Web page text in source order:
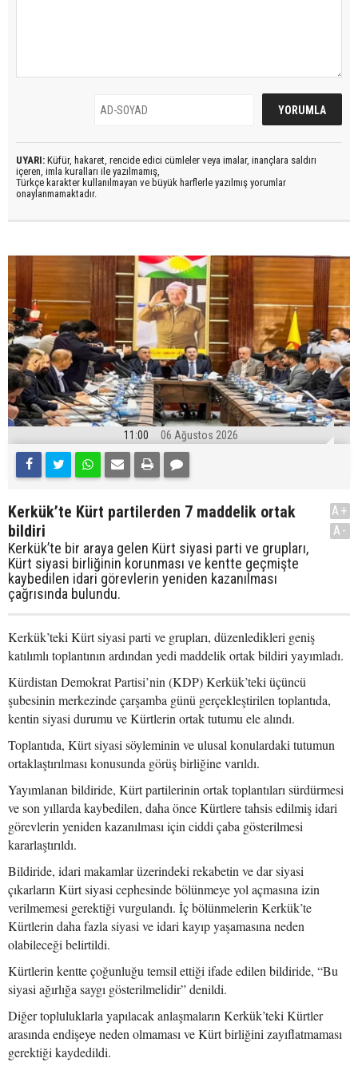
UYARI: Küfür, hakaret, rencide edici cümleler veya imalar, inançlara saldırı
içeren, imla kuralları ile yazılmamış,
Türkçe karakter kullanılmayan ve büyük harflerle yazılmış yorumlar
onaylanmamaktadır.
11:00 06 Ağustos 2026
Kerkük’te Kürt partilerden 7 maddelik ortak
bildiri
Kerkük’te bir araya gelen Kürt siyasi parti ve grupları,
Kürt siyasi birliğinin korunması ve kentte geçmişte
kaybedilen idari görevlerin yeniden kazanılması
çağrısında bulundu.
A+
A-
Kerkük’teki Kürt siyasi parti ve grupları, düzenledikleri geniş
katılımlı toplantının ardından yedi maddelik ortak bildiri yayımladı.
Kürdistan Demokrat Partisi’nin (KDP) Kerkük’teki üçüncü
şubesinin merkezinde çarşamba günü gerçekleştirilen toplantıda,
kentin siyasi durumu ve Kürtlerin ortak tutumu ele alındı.
Toplantıda, Kürt siyasi söyleminin ve ulusal konulardaki tutumun
ortaklaştırılması konusunda görüş birliğine varıldı.
Yayımlanan bildiride, Kürt partilerinin ortak toplantıları sürdürmesi
ve son yıllarda kaybedilen, daha önce Kürtlere tahsis edilmiş idari
görevlerin yeniden kazanılması için ciddi çaba gösterilmesi
kararlaştırıldı.
Bildiride, idari makamlar üzerindeki rekabetin ve dar siyasi
çıkarların Kürt siyasi cephesinde bölünmeye yol açmasına izin
verilmemesi gerektiği vurgulandı. İç bölünmelerin Kerkük’te
Kürtlerin daha fazla siyasi ve idari kayıp yaşamasına neden
olabileceği belirtildi.
Kürtlerin kentte çoğunluğu temsil ettiği ifade edilen bildiride, “Bu
siyasi ağırlığa saygı gösterilmelidir” denildi.
Diğer topluluklarla yapılacak anlaşmaların Kerkük’teki Kürtler
arasında endişeye neden olmaması ve Kürt birliğini zayıflatmaması
gerektiği kaydedildi.